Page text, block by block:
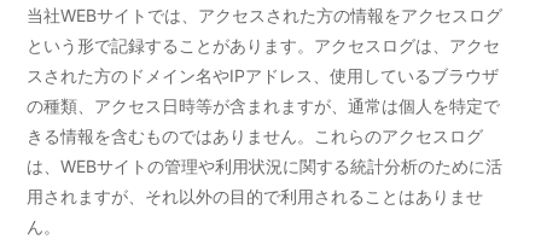
当社WEBサイトでは、アクセスされた方の情報をアクセスログ
という形で記録することがあります。アクセスログは、アクセ
スされた方のドメイン名やIPアドレス、使用しているブラウザ
の種類、アクセス日時等が含まれますが、通常は個人を特定で
きる情報を含むものではありません。これらのアクセスログ
は、WEBサイトの管理や利用状況に関する統計分析のために活
用されますが、それ以外の目的で利用されることはありませ
ん。